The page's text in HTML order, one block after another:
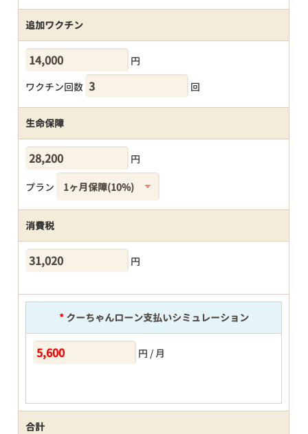
追加ワクチン
円
ワクチン回数
回
生命保障
円
プラン
消費税
円
*クーちゃんローン支払いシミュレーション
円 / 月
合計